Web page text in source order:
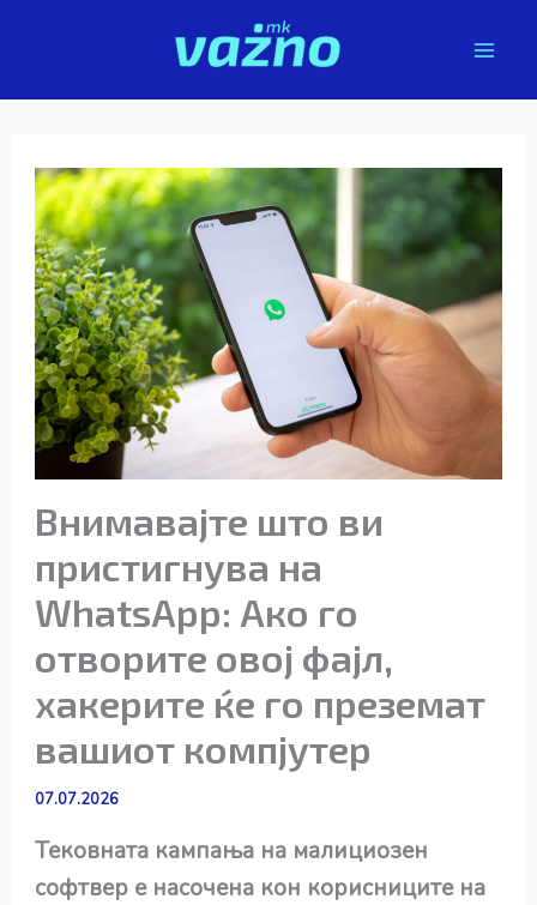
Внимавајте што ви
пристигнува на
WhatsApp: Ако го
отворите овој фајл,
хакерите ќе го преземат
вашиот компјутер
07.07.2026
Тековната кампања на малициозен
софтвер е насочена кон корисниците на